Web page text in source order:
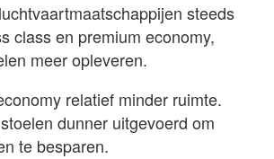
steeds
class en premium economy,
meer opleveren.
relatief minder ruimte.
dunner uitgevoerd om
te besparen.